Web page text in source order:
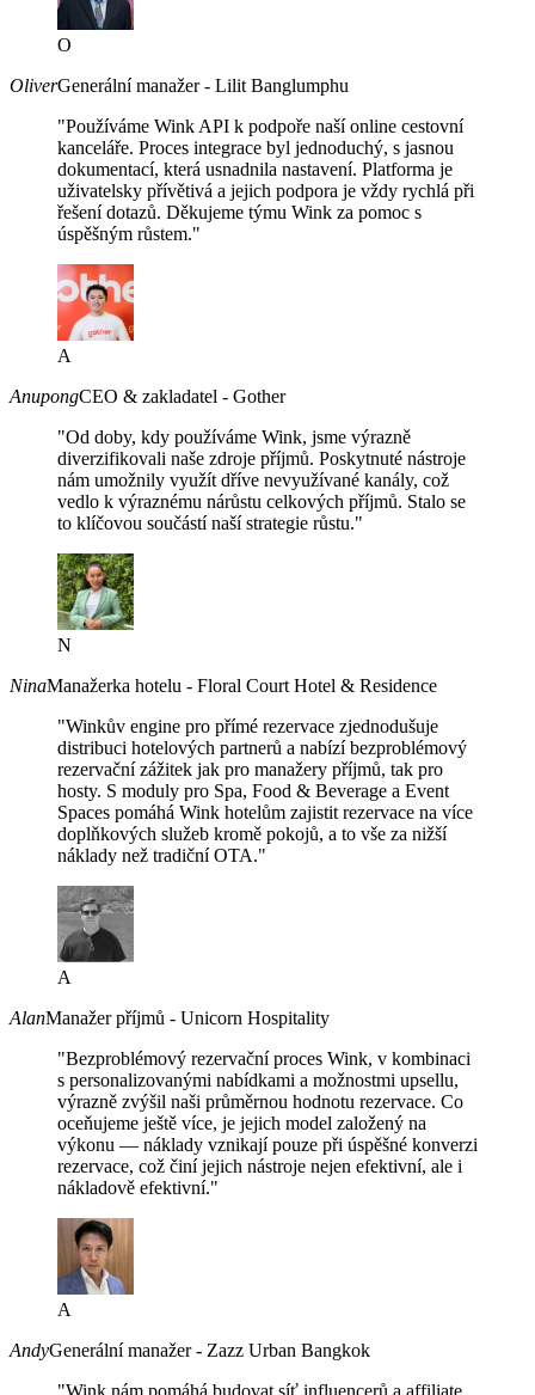
O
OliverGenerální manažer - Lilit Banglumphu
"Používáme Wink API k podpoře naší online cestovní
kanceláře. Proces integrace byl jednoduchý, s jasnou
dokumentací, která usnadnila nastavení. Platforma je
uživatelsky přívětivá a jejich podpora je vždy rychlá při
řešení dotazů. Děkujeme týmu Wink za pomoc s
úspěšným růstem."
A
AnupongCEO & zakladatel - Gother
"Od doby, kdy používáme Wink, jsme výrazně
diverzifikovali naše zdroje příjmů. Poskytnuté nástroje
nám umožnily využít dříve nevyužívané kanály, což
vedlo k výraznému nárůstu celkových příjmů. Stalo se
to klíčovou součástí naší strategie růstu."
N
NinaManažerka hotelu - Floral Court Hotel & Residence
"Winkův engine pro přímé rezervace zjednodušuje
distribuci hotelových partnerů a nabízí bezproblémový
rezervační zážitek jak pro manažery příjmů, tak pro
hosty. S moduly pro Spa, Food & Beverage a Event
Spaces pomáhá Wink hotelům zajistit rezervace na více
doplňkových služeb kromě pokojů, a to vše za nižší
náklady než tradiční OTA."
A
AlanManažer příjmů - Unicorn Hospitality
"Bezproblémový rezervační proces Wink, v kombinaci
s personalizovanými nabídkami a možnostmi upsellu,
výrazně zvýšil naši průměrnou hodnotu rezervace. Co
oceňujeme ještě více, je jejich model založený na
výkonu — náklady vznikají pouze při úspěšné konverzi
rezervace, což činí jejich nástroje nejen efektivní, ale i
nákladově efektivní."
A
AndyGenerální manažer - Zazz Urban Bangkok
"Wink nám pomáhá budovat síť influencerů a affiliate